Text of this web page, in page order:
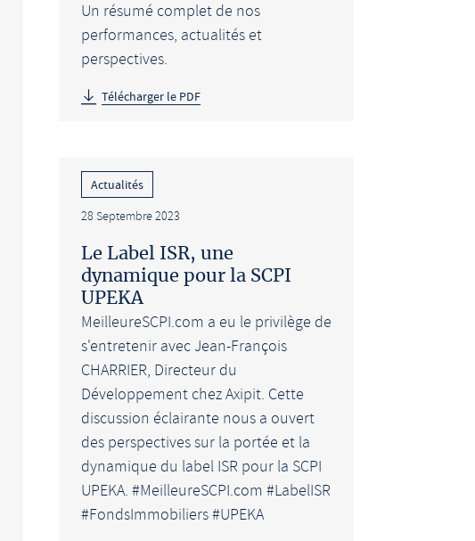
Un résumé complet de nos
performances, actualités et
perspectives.
Télécharger le PDF
Actualités
28 Septembre 2023
Le Label ISR, une
dynamique pour la SCPI
UPEKA
MeilleureSCPI.com a eu le privilège de
s'entretenir avec Jean-François
CHARRIER, Directeur du
Développement chez Axipit. Cette
discussion éclairante nous a ouvert
des perspectives sur la portée et la
dynamique du label ISR pour la SCPI
UPEKA. #MeilleureSCPI.com #LabelISR
#FondsImmobiliers #UPEKA